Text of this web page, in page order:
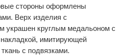
стороны оформлены
Верх изделия с
украшен круглым медальоном с
имитирующей
с подвязками.